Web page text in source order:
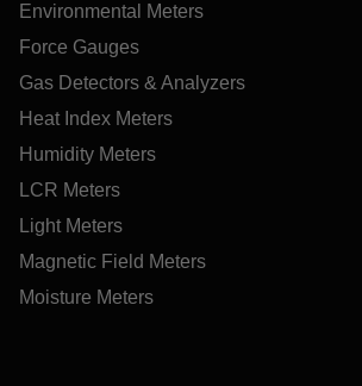
Environmental Meters
Force Gauges
Gas Detectors & Analyzers
Heat Index Meters
Humidity Meters
LCR Meters
Light Meters
Magnetic Field Meters
Moisture Meters